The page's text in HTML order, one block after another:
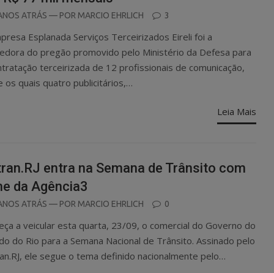
ATRÁS — POR MARCIO EHRLICH 3
Esplanada Serviços Terceirizados Eireli foi a
do pregão promovido pelo Ministério da Defesa para
terceirizada de 12 profissionais de comunicação,
os quais quatro publicitários,…
Leia Mais
entra na Semana de Trânsito com
da Agência3
ATRÁS — POR MARCIO EHRLICH 0
a veicular esta quarta, 23/09, o comercial do Governo do
do Rio para a Semana Nacional de Trânsito. Assinado pelo
ele segue o tema definido nacionalmente pelo…